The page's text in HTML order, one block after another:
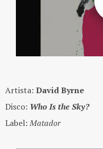
Artista: David Byrne
Disco: Who Is the Sky?
Label:Matador